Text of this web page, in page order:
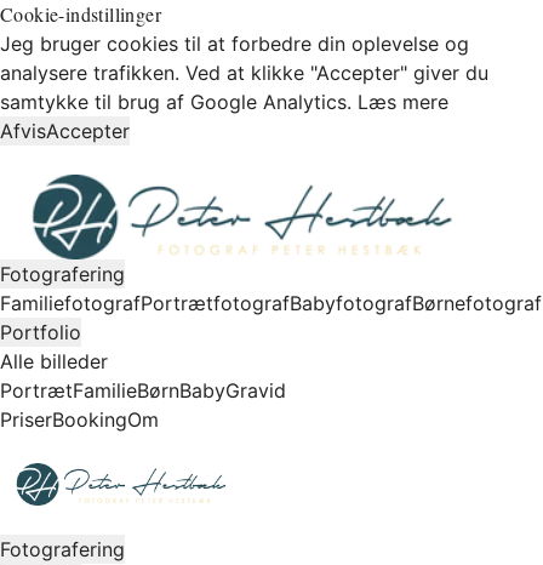
Cookie-indstillinger
Jeg bruger cookies til at forbedre din oplevelse og
analysere trafikken. Ved at klikke "Accepter" giver du
samtykke til brug af Google Analytics. Læs mere
AfvisAccepter
Fotografering
FamiliefotografPortrætfotografBabyfotografBørnefotograf
Portfolio
Alle billeder
PortrætFamilieBørnBabyGravid
PriserBookingOm
Fotografering